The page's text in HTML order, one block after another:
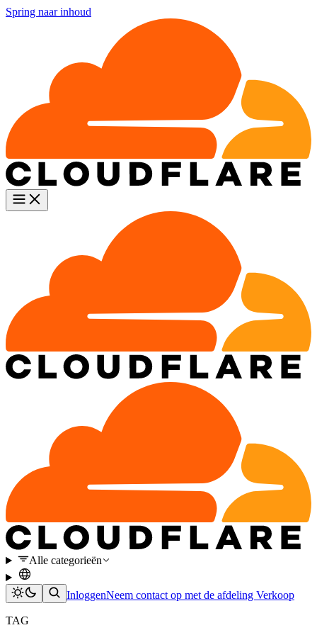
Spring naar inhoud
Alle categorieën
InloggenNeem contact op met de afdeling Verkoop
TAG